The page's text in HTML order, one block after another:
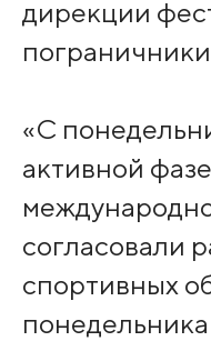
дирекции
«С
активной
согласовали
спортивных